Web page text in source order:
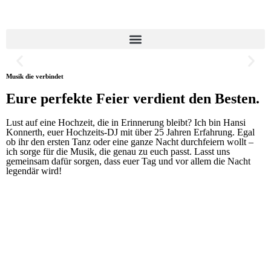
Erfahre mehr
Musik die verbindet
Eure perfekte Feier verdient den Besten.
Lust auf eine Hochzeit, die in Erinnerung bleibt? Ich bin Hansi
Konnerth, euer Hochzeits-DJ mit über 25 Jahren Erfahrung. Egal
ob ihr den ersten Tanz oder eine ganze Nacht durchfeiern wollt –
ich sorge für die Musik, die genau zu euch passt. Lasst uns
gemeinsam dafür sorgen, dass euer Tag und vor allem die Nacht
legendär wird!